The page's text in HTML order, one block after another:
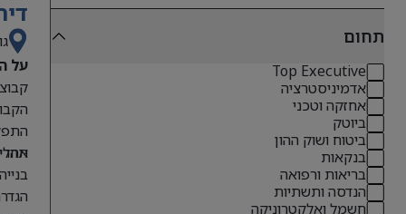
תחום
Top Executive
אדמיניסטרציה
אחזקה וטכני
ביוטק
ביטוח ושוק ההון
בנקאות
בריאות ורפואה
הנדסה ותשתיות
חשמל ואלקטרוניקה
על